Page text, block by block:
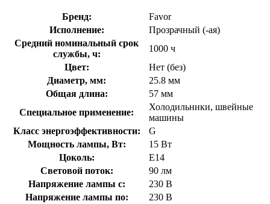
Бренд:
Favor
Исполнение:
Прозрачный (-ая)
Средний номинальный срок
службы, ч:
1000 ч
Цвет:
Нет (без)
Диаметр, мм:
25.8 мм
Общая длина:
57 мм
Специальное применение:
Холодильники, швейные
машины
Класс энергоэффективности:
G
Мощность лампы, Вт:
15 Вт
Цоколь:
E14
Световой поток:
90 лм
Напряжение лампы с:
230 В
Напряжение лампы по:
230 В